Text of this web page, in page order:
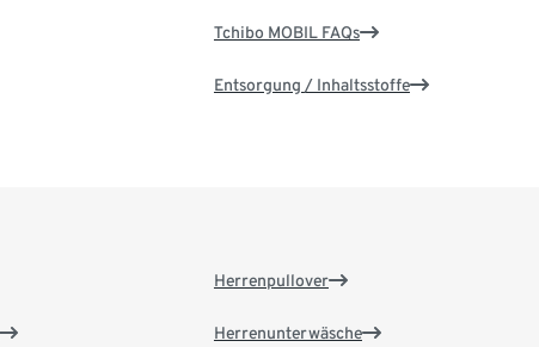
Tchibo MOBIL FAQs
Entsorgung / Inhaltsstoffe
Herrenpullover
Herrenunterwäsche